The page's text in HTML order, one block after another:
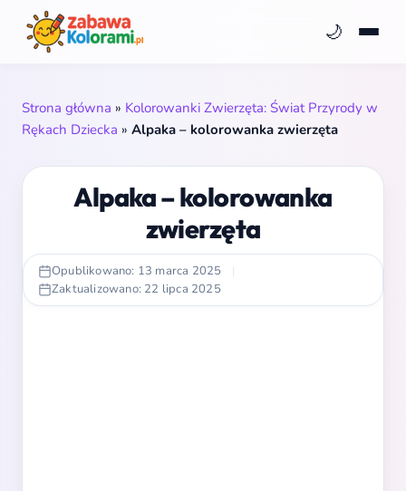
🌙
Strona główna » Kolorowanki Zwierzęta: Świat Przyrody w
Rękach Dziecka » Alpaka – kolorowanka zwierzęta
Alpaka – kolorowanka
zwierzęta
Opublikowano: 13 marca 2025
|
Zaktualizowano: 22 lipca 2025